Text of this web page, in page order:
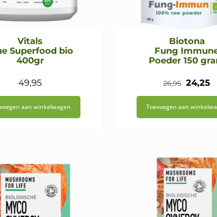
Vitals
Superfood bio
400gr
49,95
aan winkelwagen
Biotona
Fung
Poeder 150
26,95
prijs
24,25
Toevoegen aan